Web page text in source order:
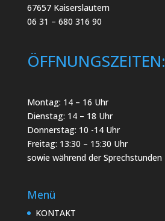
67657 Kaiserslautern
06 31 – 680 316 90
ÖFFNUNGSZEITEN:
Montag: 14 – 16 Uhr
Dienstag: 14 – 18 Uhr
Donnerstag: 10 -14 Uhr
Freitag: 13:30 – 15:30 Uhr
sowie während der Sprechstunden
Menü
KONTAKT